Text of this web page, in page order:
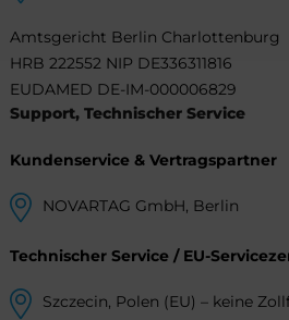
Amtsgericht Berlin Charlottenburg
HRB 222552 NIP DE336311816
EUDAMED DE-IM-000006829
Support, Technischer Service
Kundenservice & Vertragspartner
NOVARTAG GmbH, Berlin
Technischer Service / EU-
Szczecin, Polen (EU) – keine